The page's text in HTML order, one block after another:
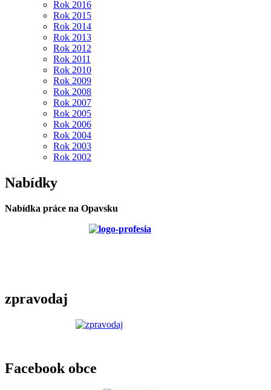
Rok 2016
Rok 2015
Rok 2014
Rok 2013
Rok 2012
Rok 2011
Rok 2010
Rok 2009
Rok 2008
Rok 2007
Rok 2005
Rok 2006
Rok 2004
Rok 2003
Rok 2002
Nabídky
Nabídka práce na Opavsku
zpravodaj
Facebook obce